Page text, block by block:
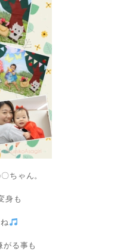
ちゃん。
身も
がる事も